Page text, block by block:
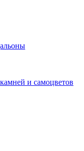
и самоцветов